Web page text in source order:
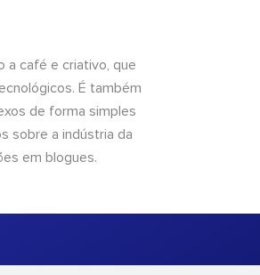
a café e criativo, que
É também
de forma simples
sobre a indústria da
em blogues.